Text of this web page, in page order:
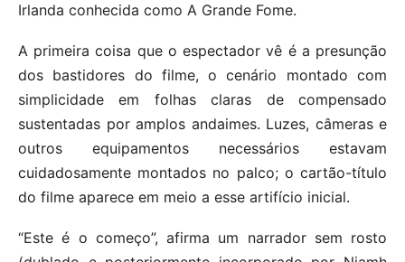
Irlanda conhecida como A Grande Fome.
A primeira coisa que o espectador vê é a presunção
dos bastidores do filme, o cenário montado com
simplicidade em folhas claras de compensado
sustentadas por amplos andaimes. Luzes, câmeras e
outros equipamentos necessários estavam
cuidadosamente montados no palco; o cartão-título
do filme aparece em meio a esse artifício inicial.
“Este é o começo”, afirma um narrador sem rosto